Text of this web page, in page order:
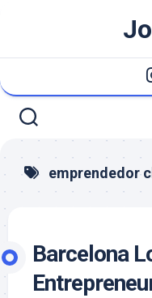
emprendedor
Barcelona